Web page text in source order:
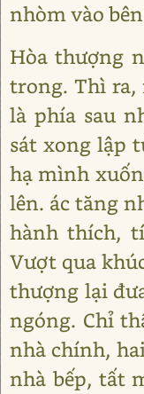
nhòm vào
Hòa thượng
trong. Thì ra,
là phía sau
sát xong lập
hạ mình
lên. ác tăng
hành thích,
Vượt qua
thượng lại
ngóng. Chỉ
nhà chính,
nhà bếp, tất